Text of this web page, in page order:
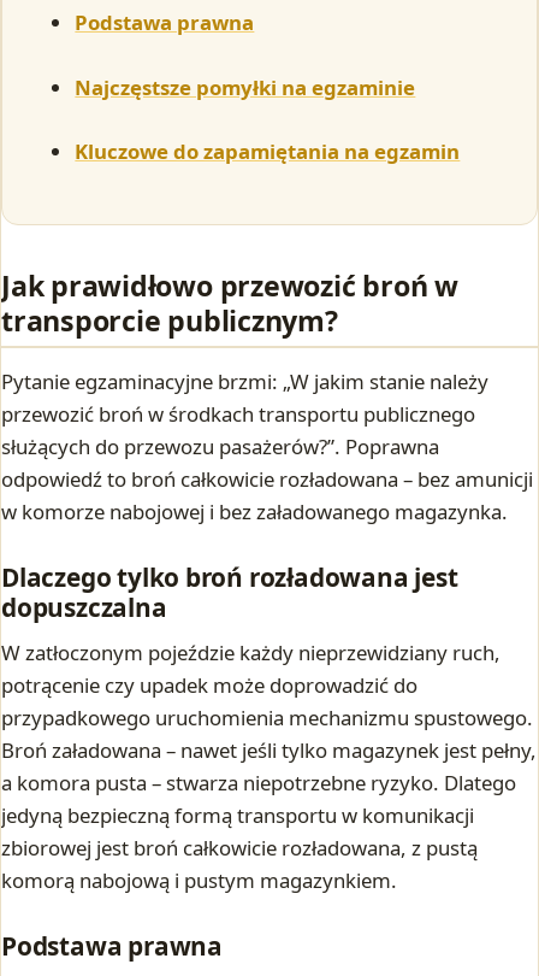
Podstawa prawna
Najczęstsze pomyłki na egzaminie
Kluczowe do zapamiętania na egzamin
Jak prawidłowo przewozić broń w
transporcie publicznym?
Pytanie egzaminacyjne brzmi: „W jakim stanie należy
przewozić broń w środkach transportu publicznego
służących do przewozu pasażerów?”. Poprawna
odpowiedź to broń całkowicie rozładowana – bez amunicji
w komorze nabojowej i bez załadowanego magazynka.
Dlaczego tylko broń rozładowana jest
dopuszczalna
W zatłoczonym pojeździe każdy nieprzewidziany ruch,
potrącenie czy upadek może doprowadzić do
przypadkowego uruchomienia mechanizmu spustowego.
Broń załadowana – nawet jeśli tylko magazynek jest pełny,
a komora pusta – stwarza niepotrzebne ryzyko. Dlatego
jedyną bezpieczną formą transportu w komunikacji
zbiorowej jest broń całkowicie rozładowana, z pustą
komorą nabojową i pustym magazynkiem.
Podstawa prawna